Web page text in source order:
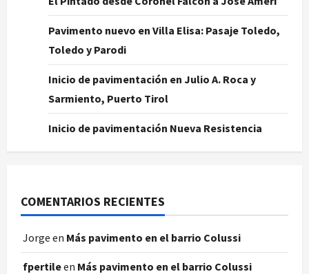
Pavimento nuevo en Villa Elisa: Pasaje Toledo,
Toledo y Parodi
Inicio de pavimentación en Julio A. Roca y
Sarmiento, Puerto Tirol
Inicio de pavimentación Nueva Resistencia
COMENTARIOS RECIENTES
Jorge en Más pavimento en el barrio Colussi
fpertileen Más pavimento en el barrio Colussi